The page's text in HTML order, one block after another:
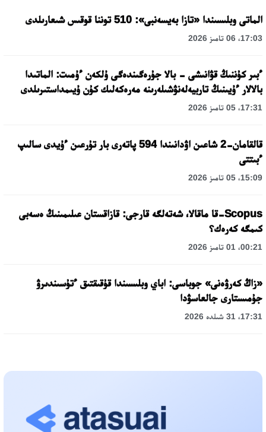
الماتى وبلىسىندا «تازا بەيسەنبى»: 510 توننا قوقىس شىعارىلدى
17:03، 06 تامىز 2026
ءبىر كۇننىڭ قۋانىشى - بالا جۇرەگىندەگى ۇلكەن ءۇمىت: الماتىدا
بالالار ءۇيىنىڭ تاربيەلەنۋشىلەرىنە مەرەكەلىك كۇن ۇيىمداستىرىلدى
17:31، 05 تامىز 2026
قالقامان-2 شاعىن اۋدانىندا 594 پاتەرى بار تۇرعىن ءۇيدى سالىپ
ءبىتتى
15:09، 05 تامىز 2026
Scopus-قا ماقالا، شەتەلگە قارجى: قازاقستان عىلىمىنىڭ ەسەبى
كىمگە كەرەك؟
00:21، 01 تامىز 2026
«زاڭ كەرۋەنى» جوباسى: اباي وبلىسىندا قۇقىقتىق ءتۇسىندىرۋ
جۇمىستارى جالعاسۋدا
17:31، 31 شىلدە 2026
اسحات اسىلبەكوۆ: كۇشتى بيلىككە كۇشتى تۇلعالار كەرەك!